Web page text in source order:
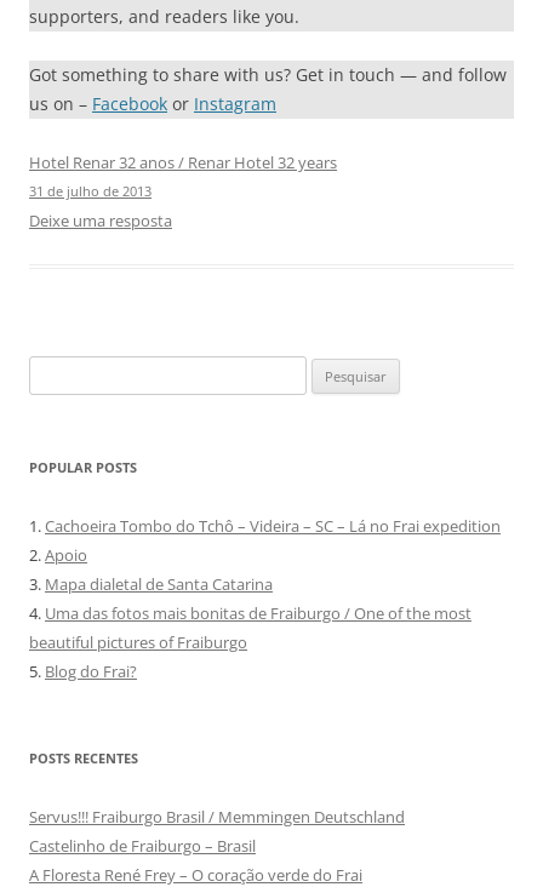
supporters, and readers like you.
Got something to share with us? Get in touch — and follow
us on – Facebook or Instagram
Hotel Renar 32 anos / Renar Hotel 32 years
31 de julho de 2013
Deixe uma resposta
por:
POPULAR POSTS
1.Cachoeira Tombo do Tchô – Videira – SC – Lá no Frai expedition
2.Apoio
3. Mapa dialetal de Santa Catarina
4. Uma das fotos mais bonitas de Fraiburgo / One of the most
beautiful pictures of Fraiburgo
5. Blog do Frai?
POSTS RECENTES
Servus!!! Fraiburgo Brasil / Memmingen Deutschland
Castelinho de Fraiburgo – Brasil
A Floresta René Frey – O coração verde do Frai